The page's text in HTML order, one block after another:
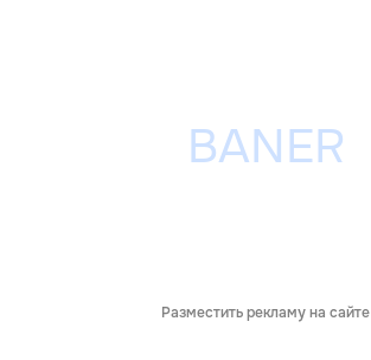
Разместить рекламу на сайте